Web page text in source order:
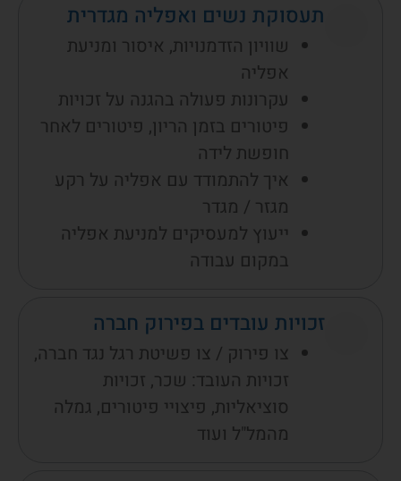
תעסוקת נשים ואפליה מגדרית
שוויון הזדמנויות, איסור ומניעת
אפליה
עקרונות פעולה בהגנה על זכויות
פיטורים בזמן הריון, פיטורים לאחר
חופשת לידה
איך להתמודד עם אפליה על רקע
מגזר / מגדר
ייעוץ למעסיקים למניעת אפליה
במקום עבודה
זכויות עובדים בפירוק חברה
צו פירוק / צו פשיטת רגל נגד חברה,
זכויות העובד: שכר, זכויות
סוציאליות, פיצויי פיטורים, גמלה
מהמל"ל ועוד